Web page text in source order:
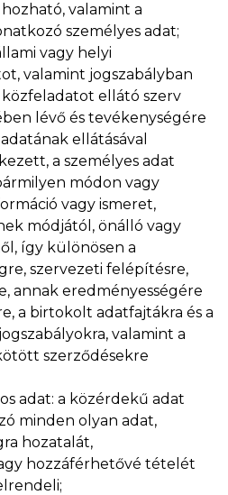
valamint a
személyes adat;
vagy helyi
valamint jogszabályban
ellátó szerv
lévő és tevékenységére
ellátásával
a személyes adat
módon vagy
vagy ismeret,
módjától, önálló vagy
így különösen a
szervezeti felépítésre,
annak eredményességére
a birtokolt adatfajtákra és a
valamint a
szerződésekre
adat: a közérdekű adat
minden olyan adat,
hozatalát,
hozzáférhetővé tételét